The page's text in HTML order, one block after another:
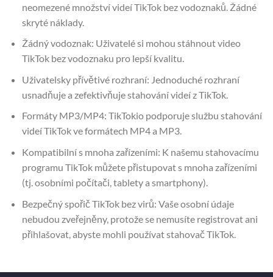
neomezené množství videí TikTok bez vodoznaků. Žádné
skryté náklady.
Žádný vodoznak: Uživatelé si mohou stáhnout video
TikTok bez vodoznaku pro lepší kvalitu.
Uživatelsky přívětivé rozhraní: Jednoduché rozhraní
usnadňuje a zefektivňuje stahování videí z TikTok.
Formáty MP3/MP4: TikTokio podporuje službu stahování
videí TikTok ve formátech MP4 a MP3.
Kompatibilní s mnoha zařízeními: K našemu stahovacímu
programu TikTok můžete přistupovat s mnoha zařízeními
(tj. osobními počítači, tablety a smartphony).
Bezpečný spořič TikTok bez virů: Vaše osobní údaje
nebudou zveřejněny, protože se nemusíte registrovat ani
přihlašovat, abyste mohli používat stahovač TikTok.